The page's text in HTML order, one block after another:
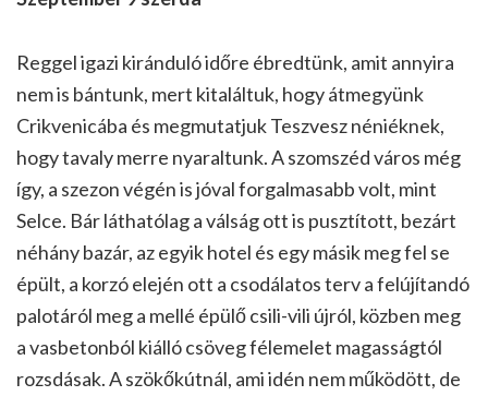
Reggel igazi kiránduló időre ébredtünk, amit annyira
nem is bántunk, mert kitaláltuk, hogy átmegyünk
Crikvenicába és megmutatjuk Teszvesz néniéknek,
hogy tavaly merre nyaraltunk. A szomszéd város még
így, a szezon végén is jóval forgalmasabb volt, mint
Selce. Bár láthatólag a válság ott is pusztított, bezárt
néhány bazár, az egyik hotel és egy másik meg fel se
épült, a korzó elején ott a csodálatos terv a felújítandó
palotáról meg a mellé épülő csili-vili újról, közben meg
a vasbetonból kiálló csöveg félemelet magasságtól
rozsdásak. A szökőkútnál, ami idén nem működött, de